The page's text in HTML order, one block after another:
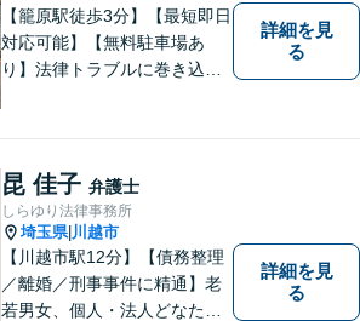
【籠原駅徒歩3分】【最短即日
対応可能】【無料駐車場あ
り】法律トラブルに巻き込ま
解決の鍵です。お困りごとが
ございましたら、お気軽にご
相談ください。
詳細を見
る
昆 佳子 弁護士
しらゆり法律事務所
埼玉県| 川越市
【川越市駅12分】【債務整理
／離婚／刑事事件に精通】老
若男女、個人・法人どなたか
詳細を見
る